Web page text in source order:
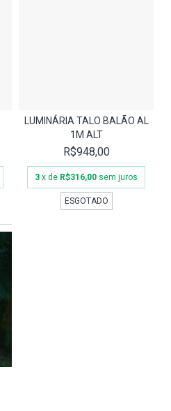
LUMINÁRIA TALO BALÃO AL
1M ALT
R$948,00
3 x de R$316,00 sem juros
ESGOTADO